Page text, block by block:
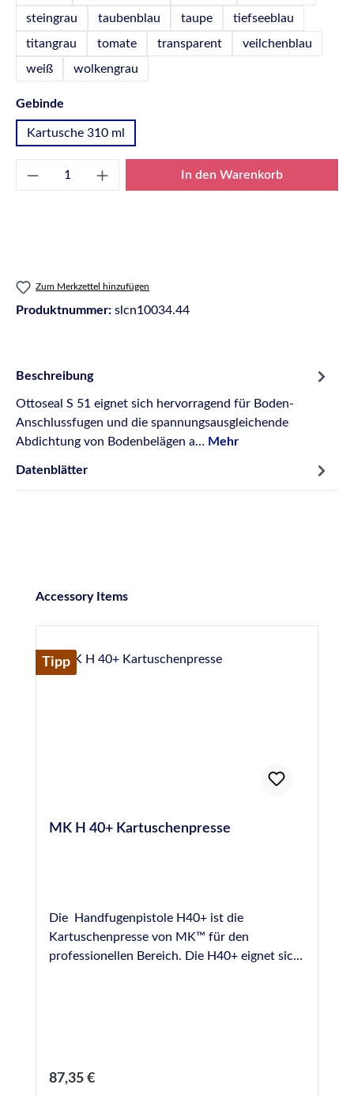
steingrau
taubenblau taupe
tiefseeblau
titangrau
tomate transparent
veilchenblau
weiß
wolkengrau
Gebinde
Kartusche 310 ml
Produkt Anzahl: Gib den gewünschten
In den Warenkorb
Zum Merkzettel hinzufügen
Produktnummer: slcn10034.44
Beschreibung
Ottoseal S 51 eignet sich hervorragend für Boden-
Anschlussfugen und die spannungsausgleichende
Abdichtung von Bodenbelägen a… Mehr
Datenblätter
Produktgalerie überspringen
Accessory Items
Tipp
MK H 40+ Kartuschenpresse
Die Handfugenpistole H40+ ist die
Kartuschenpresse von MK™ für den
professionellen Bereich. Die H40+ eignet sich
Materialfluss, die AntiDrip-Technologie
verhindert das Nachfliessen von Material. Die
Regulärer Preis:
87,35 €